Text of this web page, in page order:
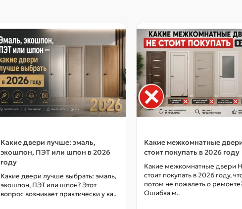
Какие двери лучше: эмаль,
экошпон, ПЭТ или шпон в 2026
году
Какие двери лучше выбрать: эмаль,
экошпон, ПЭТ или шпон? Этот
вопрос возникает практически у ка..
Какие межкомнатные
стоит покупать в 2026 году
Какие межкомнатные двери
стоит покупать в 2026 году,
потом не пожалеть о
Ошибка м..